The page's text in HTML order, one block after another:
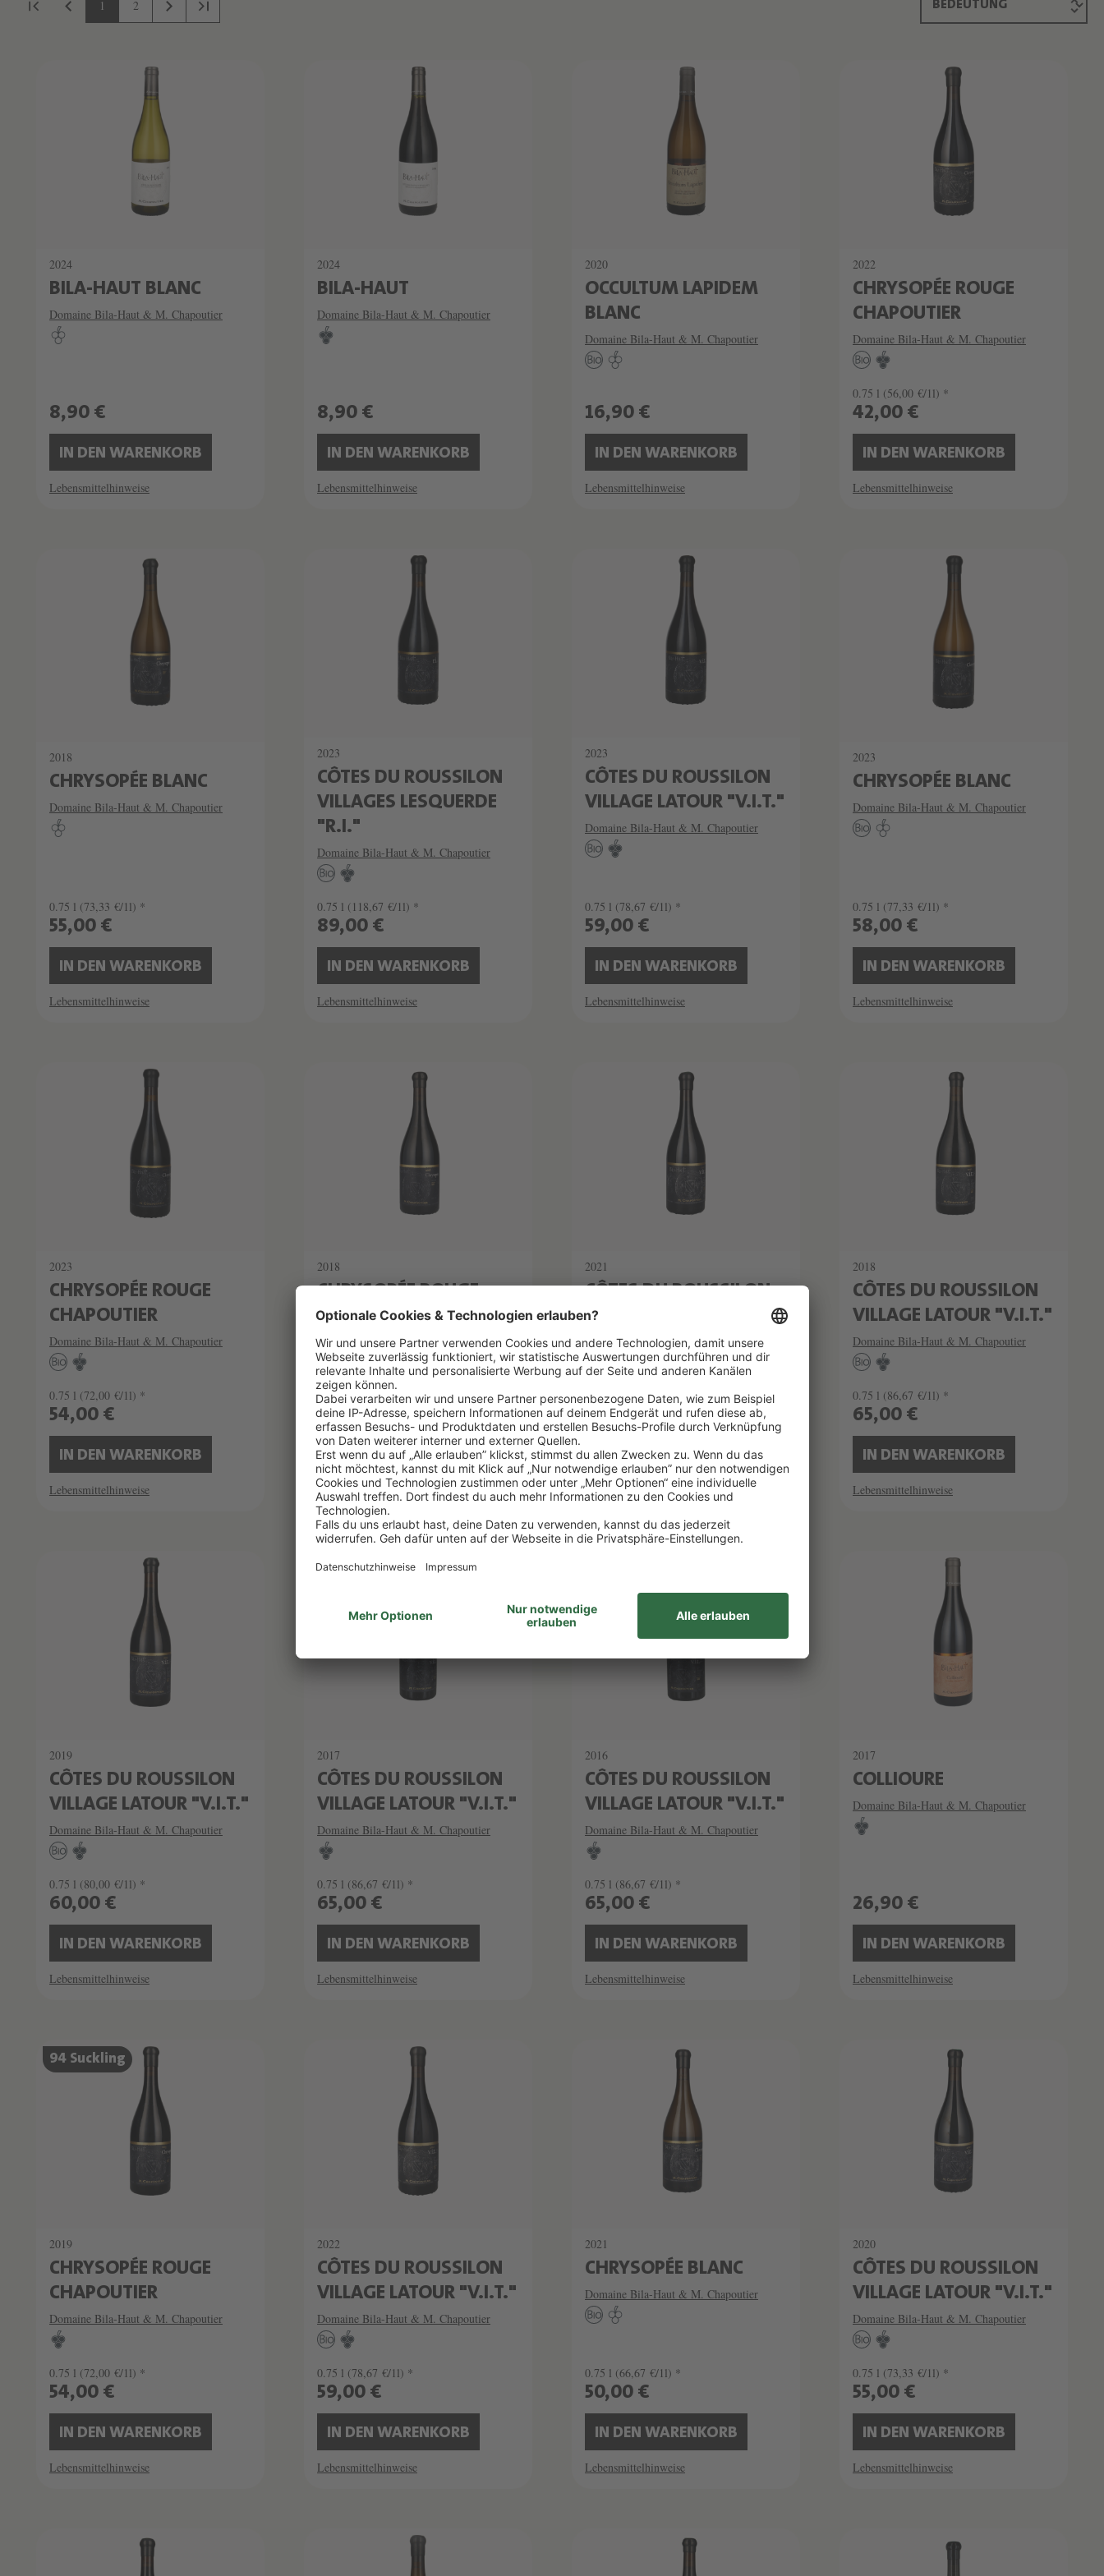
Produktliste überspringen
Seite
1 Seite
2
2024
BILA-HAUT BLANC
Domaine Bila-Haut & M. Chapoutier
8,90 €
IN DEN WARENKORB
Lebensmittelhinweise
2024
BILA-HAUT
Domaine Bila-Haut & M. Chapoutier
8,90 €
IN DEN WARENKORB
Lebensmittelhinweise
2020
OCCULTUM LAPIDEM
BLANC
Domaine Bila-Haut & M. Chapoutier
16,90 €
IN DEN WARENKORB
Lebensmittelhinweise
2022
CHRYSOPÉE ROUGE
CHAPOUTIER
Domaine Bila-Haut & M. Chapoutier
0.75 l (56,00 €/1l) *
42,00 €
IN DEN WARENKORB
Lebensmittelhinweise
2018
CHRYSOPÉE BLANC
Domaine Bila-Haut & M. Chapoutier
0.75 l (73,33 €/1l) *
55,00 €
IN DEN WARENKORB
Lebensmittelhinweise
2023
CÔTES DU ROUSSILON
VILLAGES LESQUERDE
"R.I."
Domaine Bila-Haut & M. Chapoutier
0.75 l (118,67 €/1l) *
89,00 €
IN DEN WARENKORB
Lebensmittelhinweise
2023
CÔTES DU ROUSSILON
VILLAGE LATOUR "V.I.T."
Domaine Bila-Haut & M. Chapoutier
0.75 l (78,67 €/1l) *
59,00 €
IN DEN WARENKORB
Lebensmittelhinweise
2023
CHRYSOPÉE BLANC
Domaine Bila-Haut & M. Chapoutier
0.75 l (77,33 €/1l) *
58,00 €
IN DEN WARENKORB
Lebensmittelhinweise
2023
CHRYSOPÉE ROUGE
CHAPOUTIER
Domaine Bila-Haut & M. Chapoutier
0.75 l (72,00 €/1l) *
54,00 €
IN DEN WARENKORB
Lebensmittelhinweise
2018
CHRYSOPÉE ROUGE
Domaine Bila-Haut & M. Chapoutier
0.75 l (72,00 €/1l) *
54,00 €
IN DEN WARENKORB
Lebensmittelhinweise
2021
CÔTES DU ROUSSILON
VILLAGE LATOUR "V.I.T."
Domaine Bila-Haut & M. Chapoutier
0.75 l(73,33 €/1l) *
55,00 €
IN DEN WARENKORB
Lebensmittelhinweise
2018
CÔTES DU ROUSSILON
VILLAGE LATOUR "V.I.T."
Domaine Bila-Haut & M. Chapoutier
0.75 l (86,67 €/1l) *
65,00 €
IN DEN WARENKORB
Lebensmittelhinweise
2019
CÔTES DU ROUSSILON
VILLAGE LATOUR "V.I.T."
Domaine Bila-Haut & M. Chapoutier
0.75 l (80,00 €/1l) *
60,00 €
IN DEN WARENKORB
Lebensmittelhinweise
2017
CÔTES DU ROUSSILON
VILLAGE LATOUR "V.I.T."
Domaine Bila-Haut & M. Chapoutier
0.75 l (86,67 €/1l) *
65,00 €
IN DEN WARENKORB
Lebensmittelhinweise
2016
CÔTES DU ROUSSILON
VILLAGE LATOUR "V.I.T."
Domaine Bila-Haut & M. Chapoutier
0.75 l (86,67 €/1l) *
65,00 €
IN DEN WARENKORB
Lebensmittelhinweise
2017
COLLIOURE
Domaine Bila-Haut & M. Chapoutier
26,90 €
IN DEN WARENKORB
Lebensmittelhinweise
94 Suckling
2019
CHRYSOPÉE ROUGE
CHAPOUTIER
Domaine Bila-Haut & M. Chapoutier
0.75 l (72,00 €/1l) *
54,00 €
IN DEN WARENKORB
Lebensmittelhinweise
2022
CÔTES DU ROUSSILON
VILLAGE LATOUR "V.I.T."
Domaine Bila-Haut & M. Chapoutier
0.75 l (78,67 €/1l) *
59,00 €
IN DEN WARENKORB
Lebensmittelhinweise
2021
CHRYSOPÉE BLANC
Domaine Bila-Haut & M. Chapoutier
0.75 l (66,67 €/1l) *
50,00 €
IN DEN WARENKORB
Lebensmittelhinweise
2020
CÔTES DU ROUSSILON
VILLAGE LATOUR "V.I.T."
Domaine Bila-Haut & M. Chapoutier
0.75 l (73,33 €/1l) *
55,00 €
IN DEN WARENKORB
Lebensmittelhinweise